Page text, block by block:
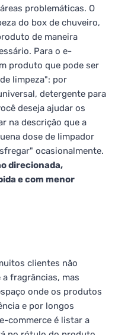
problemáticas. O
do box de chuveiro,
de maneira
Para o e-
produto que pode ser
limpeza": por
detergente para
deseja ajudar os
na descrição que a
dose de limpador
ocasionalmente.
direcionada,
e com menor
clientes não
fragrâncias, mas
onde os produtos
e por longos
commerce é listar a